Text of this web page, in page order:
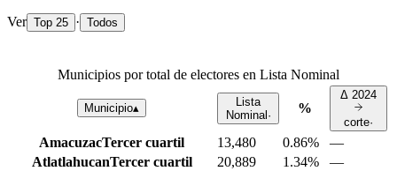
Ver Top 25 · Todos
Municipios por total de electores en Lista Nominal
Municipio▴
Lista
Nominal · %
Δ 2024
corte·
AmacuzacTercer cuartil 13,480 0.86%
—
AtlatlahucanTercer cuartil 20,889 1.34%
—